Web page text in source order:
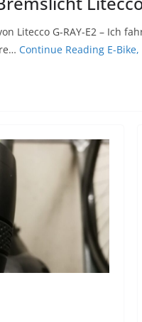
Litecco G-RAY-E2 – Ich
Continue Reading E-